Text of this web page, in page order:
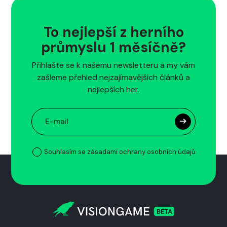
To nejlepší z herního
průmyslu 1 měsíčně?
Přihlašte se k našemu newsletteru a my vám
zašleme přehled nejzajímavějších článků a
nejlepších her.
Souhlasím se zásadami ochrany osobních údajů